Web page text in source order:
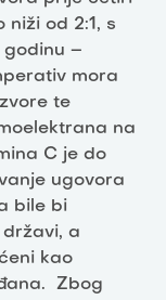
niži od 2:1, s
godinu –
mora
te
na
C je do
ugovora
bile bi
a
kao
Zbog